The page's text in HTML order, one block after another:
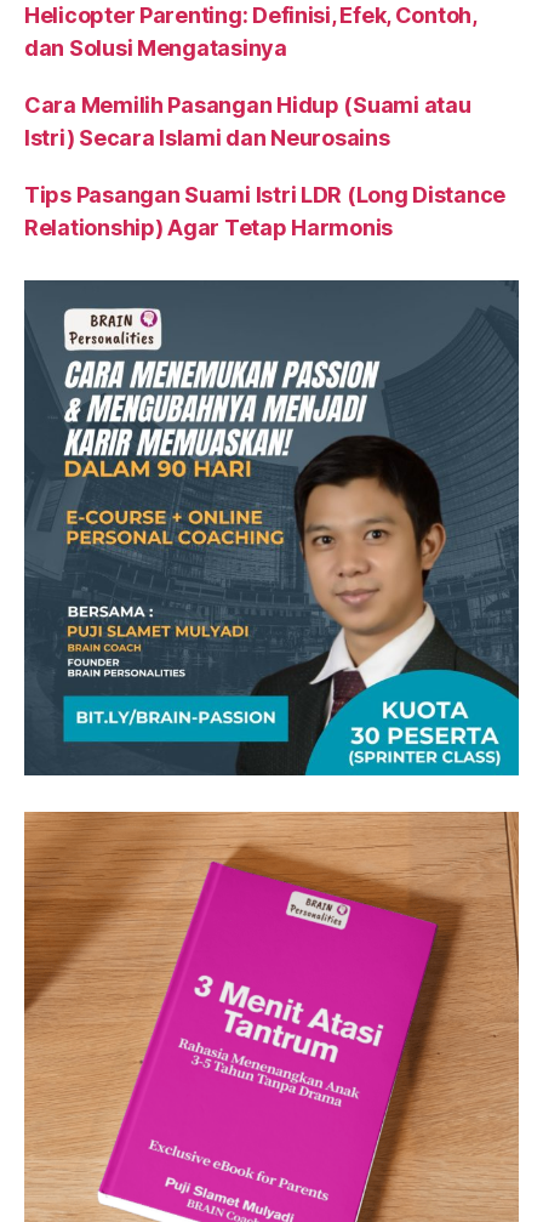
Helicopter Parenting: Definisi, Efek, Contoh,
dan Solusi Mengatasinya
Cara Memilih Pasangan Hidup (Suami atau
Istri) Secara Islami dan Neurosains
Tips Pasangan Suami Istri LDR (Long Distance
Relationship) Agar Tetap Harmonis